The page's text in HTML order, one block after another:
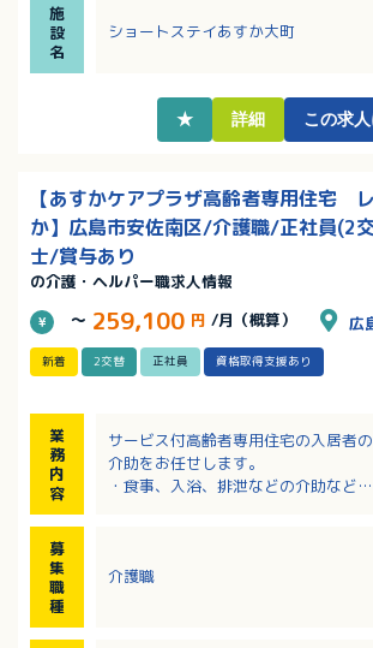
施
設
名
ショートステイあすか大町
★ 詳細 この求
【あすかケアプラザ高齢者専用住宅
か】広島市安佐南区/介護職/正社員(2
士/賞与あり
の介護・ヘルパー職求人情報
～ 259,100 円 /月（概算） 広
新着 2交替 正社員 資格取得支援あり
業
務
内
容
サービス付高齢者専用住宅の入居者
介助をお任せします。
・食事、入浴、排泄などの介助など
募
集
職
種
介護職